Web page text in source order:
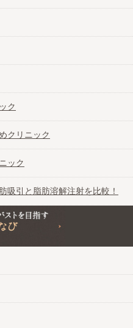
ク
クリニック
ック
吸引と脂肪溶解注射を比較！
す豊胸手術なび＠大阪